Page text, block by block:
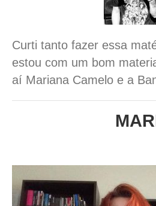
Curti tanto fazer essa
estou com um bom
aí Mariana Camelo e a